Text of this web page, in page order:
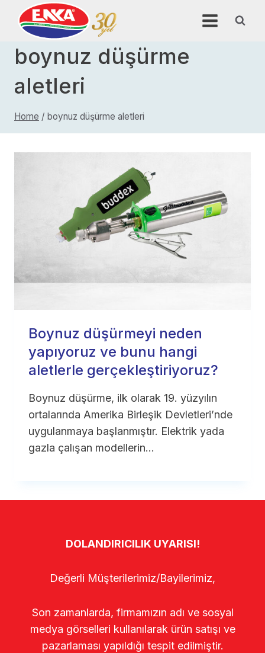
content
boynuz düşürme
aletleri
Home / boynuz düşürme aletleri
Boynuz düşürmeyi neden
yapıyoruz ve bunu hangi
aletlerle gerçekleştiriyoruz?
Boynuz düşürme, ilk olarak 19. yüzyılın
ortalarında Amerika Birleşik Devletleri’nde
uygulanmaya başlanmıştır. Elektrik yada
gazla çalışan modellerin…
DOLANDIRICILIK UYARISI!
Değerli Müşterilerimiz/Bayilerimiz,
Son zamanlarda, firmamızın adı ve sosyal
medya görselleri kullanılarak ürün satışı ve
pazarlaması yapıldığı tespit edilmiştir.